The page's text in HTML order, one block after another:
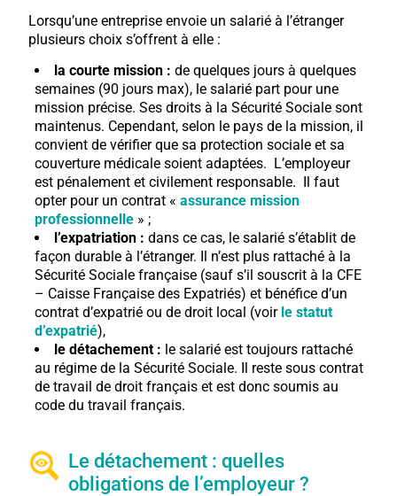
Lorsqu’une entreprise envoie un salarié à l’étranger
plusieurs choix s’offrent à elle :
la courte mission :de quelques jours à quelques
semaines (90 jours max), le salarié part pour une
mission précise. Ses droits à la Sécurité Sociale sont
maintenus. Cependant, selon le pays de la mission, il
convient de vérifier que sa protection sociale et sa
couverture médicale soient adaptées. L’employeur
est pénalement et civilement responsable. Il faut
opter pour un contrat « assurance mission
professionnelle » ;
l’expatriation :dans ce cas, le salarié s’établit de
façon durable à l’étranger. Il n’est plus rattaché à la
Sécurité Sociale française (sauf s’il souscrit à la CFE
– Caisse Française des Expatriés) et bénéfice d’un
contrat d’expatrié ou de droit local (voirle statut
d’expatrié),
le détachement : le salarié est toujours rattaché
au régime de la Sécurité Sociale. Il reste sous contrat
de travail de droit français et est donc soumis au
code du travail français.
Le détachement : quelles
obligations de l’employeur ?